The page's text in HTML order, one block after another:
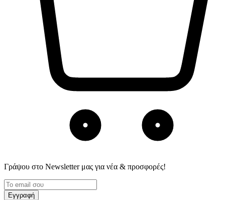
Γράψου στο Νewsletter μας για νέα & προσφορές!
Εγγραφή